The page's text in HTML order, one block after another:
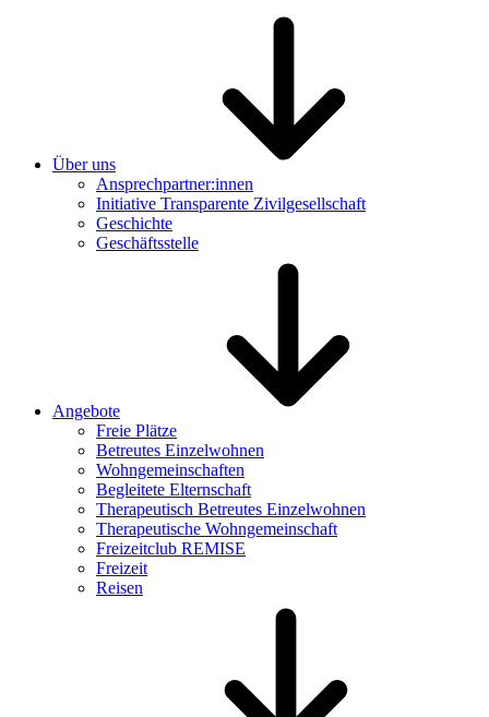
Über uns
Ansprechpartner:innen
Initiative Transparente Zivilgesellschaft
Geschichte
Geschäftsstelle
Angebote
Freie Plätze
Betreutes Einzelwohnen
Wohngemeinschaften
Begleitete Elternschaft
Therapeutisch Betreutes Einzelwohnen
Therapeutische Wohngemeinschaft
Freizeitclub REMISE
Freizeit
Reisen